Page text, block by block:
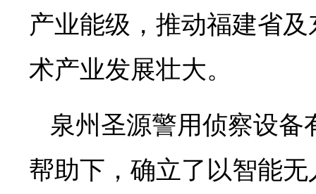
产业能级，推动福建省
术产业发展壮大。
泉州圣源警用侦察设备
帮助下，确立了以智能